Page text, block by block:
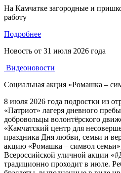
На Камчатке загородные и
работу
Подробнее
Новость от 31 июля 2026 года
Видеоновости
Социальная акция «Ромашка –
8 июля 2026 года подростки из
«Патриот» лагеря дневного
добровольцы волонтёрского
«Камчатский центр для
праздника Дня любви, семьи и
акцию «Ромашка – символ
Всероссийской уличной акции
традиционно проходит в июле.